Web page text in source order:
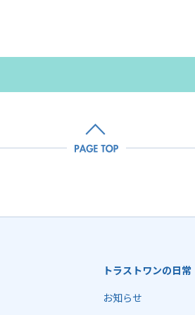
トラストワンの日常
お知らせ